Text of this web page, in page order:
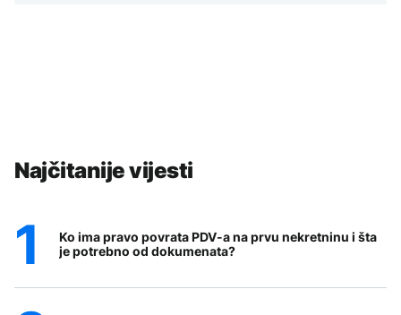
Najčitanije vijesti
Ko ima pravo povrata PDV-a na prvu nekretninu i šta
je potrebno od dokumenata?